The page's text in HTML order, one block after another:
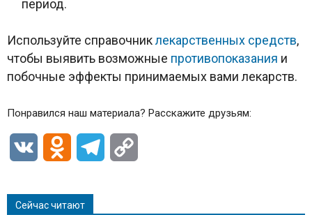
период.
Используйте справочниклекарственных средств,
чтобы выявить возможные противопоказания и
побочные эффекты принимаемых вами лекарств.
Понравился наш материала? Расскажите друзьям:
VK Odnoklassniki
Telegram
Сейчас читают